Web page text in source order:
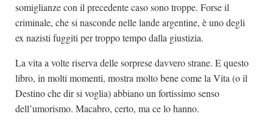
somiglianze con il precedente caso sono troppe. Forse il
criminale, che si nasconde nelle lande argentine, è uno degli
ex nazisti fuggiti per troppo tempo dalla giustizia.
La vita a volte riserva delle sorprese davvero strane. E questo
libro, in molti momenti, mostra molto bene come la Vita (o il
Destino che dir si voglia) abbiano un fortissimo senso
dell’umorismo. Macabro, certo, ma ce lo hanno.